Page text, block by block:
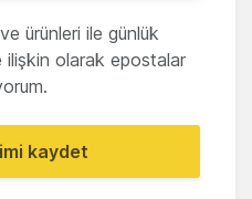
ürünleri ile günlük
ilişkin olarak epostalar
kaydet